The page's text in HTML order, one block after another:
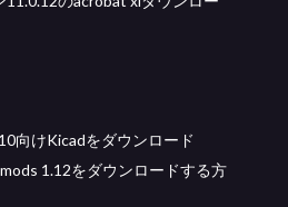
向けKicadをダウンロード
1.12をダウンロードする方